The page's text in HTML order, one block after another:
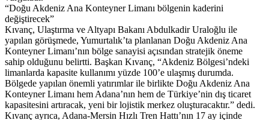
“Doğu Akdeniz Ana Konteyner Limanı bölgenin kaderini
değiştirecek”
Kıvanç, Ulaştırma ve Altyapı Bakanı Abdulkadir Uraloğlu ile
yapılan görüşmede, Yumurtalık’ta planlanan Doğu Akdeniz Ana
Konteyner Limanı’nın bölge sanayisi açısından stratejik öneme
sahip olduğunu belirtti. Başkan Kıvanç, “Akdeniz Bölgesi’ndeki
limanlarda kapasite kullanımı yüzde 100’e ulaşmış durumda.
Bölgede yapılan önemli yatırımlar ile birlikte Doğu Akdeniz Ana
Konteyner Limanı hem Adana’nın hem de Türkiye’nin dış ticaret
kapasitesini artıracak, yeni bir lojistik merkez oluşturacaktır.” dedi.
Kıvanç ayrıca, Adana-Mersin Hızlı Tren Hattı’nın 17 ay içinde